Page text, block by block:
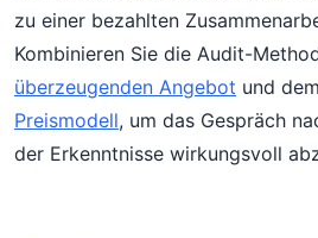
zu einer bezahlten
Kombinieren Sie die Audit-
überzeugenden Angebot und
Preismodell, um das Gespräch
der Erkenntnisse wirkungsvoll